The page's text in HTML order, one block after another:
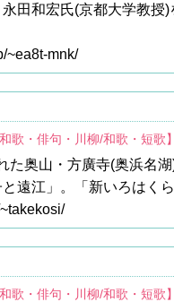
田和宏氏(京都大学教
~ea8t-mnk/
歌・俳句・川柳/和歌・短歌
た奥山・方廣寺(奥浜名
遠江」。「新いろはく
歌・俳句・川柳/和歌・短歌